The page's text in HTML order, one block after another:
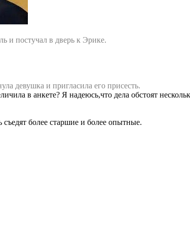
и постучал в дверь к Эрике.
девушка и пригласила его присесть.
в анкете? Я надеюсь,что дела обстоят
более старшие и более опытные.